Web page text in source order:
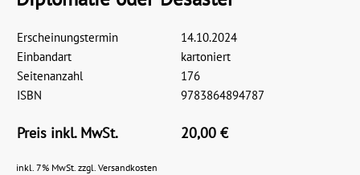
Erscheinungstermin
14.10.2024
Einbandart
kartoniert
Seitenanzahl
176
ISBN
9783864894787
Preis inkl. MwSt. 20,00 €
inkl. 7% MwSt. zzgl. Versandkosten